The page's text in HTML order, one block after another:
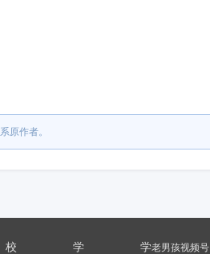
原作者。
校
学
学老男孩视频号